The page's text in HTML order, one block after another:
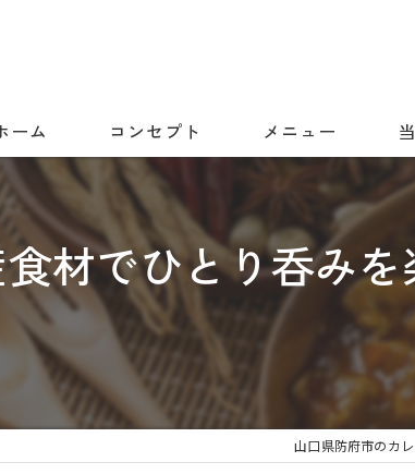
ーム コンセプト メニュー
世
今
材でひとり呑み
山口県防府市のカ